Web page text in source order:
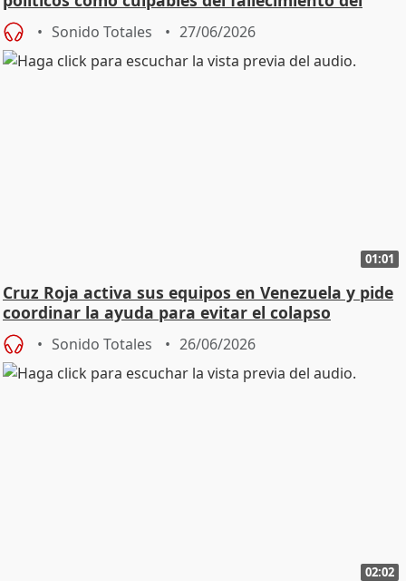
joven
Sonido Totales 27/06/2026
01:01
Cruz Roja activa sus equipos en Venezuela y pide
coordinar la ayuda para evitar el colapso
Sonido Totales 26/06/2026
02:02